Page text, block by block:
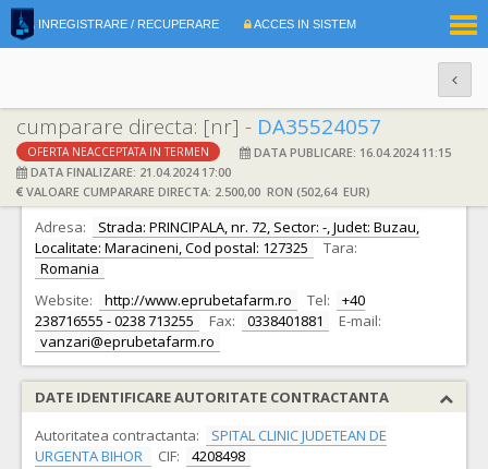
INREGISTRARE / RECUPERARE ACCES IN SISTEM
cumparare directa: [nr] - DA35524057
OFERTA NEACCEPTATA IN TERMEN
DATA PUBLICARE: 16.04.2024 11:15
DATA FINALIZARE: 21.04.2024 17:00
VALOARE CUMPARARE DIRECTA: 2.500,00 RON (502,64 EUR)
DATE IDENTIFICARE OFERTANT
Ofertant: S.C. EPRUBETA FARM S.R.L. S.R.L. CIF: 11171693
Adresa:
Strada: PRINCIPALA, nr. 72, Sector: -, Judet: Buzau,
Localitate: Maracineni, Cod postal: 127325
Tara:
Romania
Website:
http://www.eprubetafarm.ro Tel:
+40
238716555 - 0238 713255
Fax: 0338401881
E-mail:
vanzari@eprubetafarm.ro
DATE IDENTIFICARE AUTORITATE CONTRACTANTA
Autoritatea contractanta:
SPITAL CLINIC JUDETEAN DE
URGENTA BIHOR
CIF:
4208498